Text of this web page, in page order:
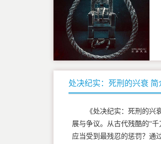
处决纪实：死刑的兴衰 简
《处决纪实：死刑的
展与争议。从古代残酷的“
应当受到最残忍的惩罚？通